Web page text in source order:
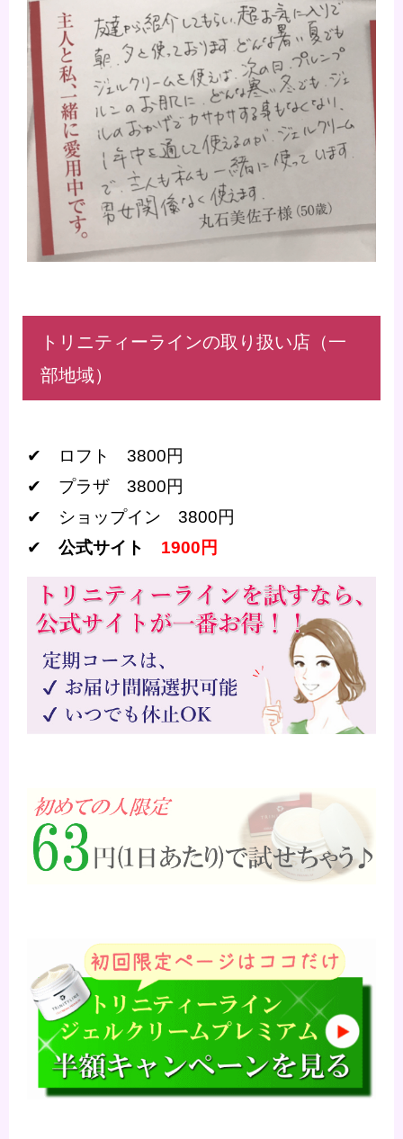
トリニティーラインの取り扱い店（一
部地域）
✔ ロフト 3800円
✔ プラザ 3800円
✔ ショップイン 3800円
✔ 公式サイト 1900円